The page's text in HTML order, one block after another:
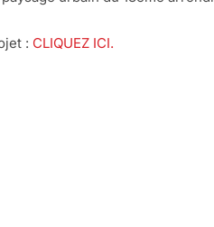
: CLIQUEZ ICI.